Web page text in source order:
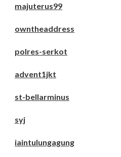
majuterus99
owntheaddress
polres-serkot
advent1jkt
st-bellarminus
syj
iaintulungagung